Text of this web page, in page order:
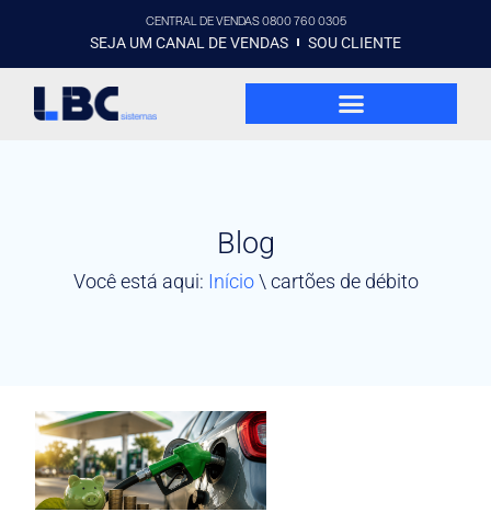
CENTRAL DE VENDAS 0800 760 0305
SEJA UM CANAL DE VENDAS SOU CLIENTE
Blog
Você está aqui: Início\ cartões de débito